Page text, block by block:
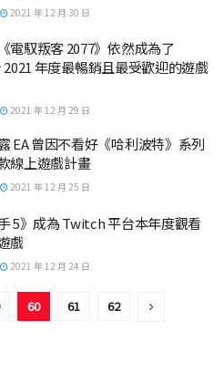
2021 年 12 月 30 日
電馭叛客 2077》依然成為了
年度最暢銷且最受歡迎的遊戲
2021 年 12 月 29 日
EA 曾因不看好《哈利波特》系列
線上遊戲計畫
2021 年 12 月 25 日
5》成為 Twitch 平台本年度觀看
戲
2021 年 12 月 24 日
60 61 62